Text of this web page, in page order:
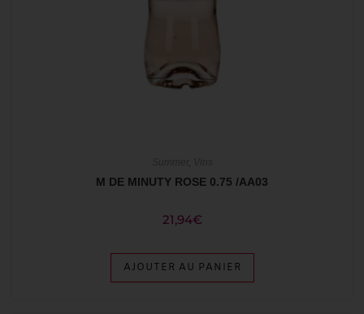
,
M DE MINUTY ROSE 0.75 /AA03
21,94€
AJOUTER AU PANIER